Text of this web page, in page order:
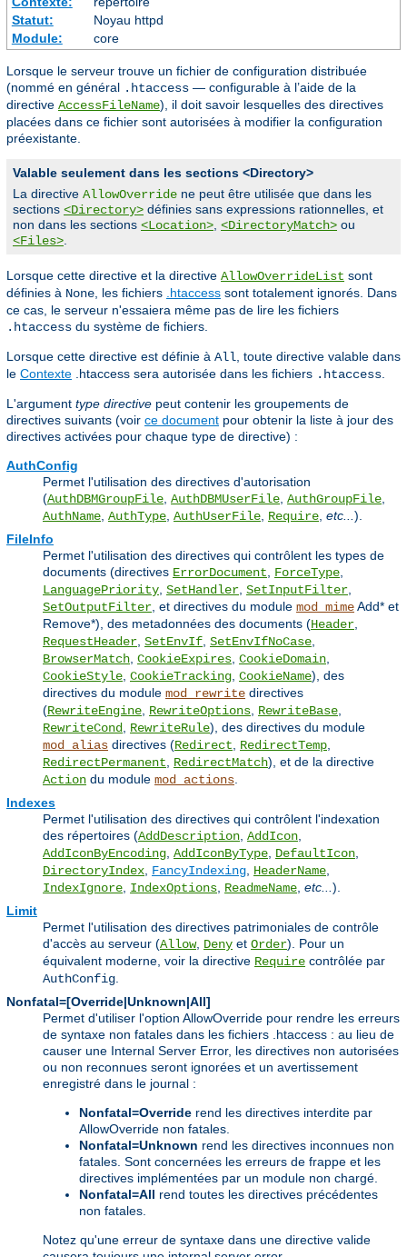
Statut:
Noyau httpd
Module:
core
Lorsque le serveur trouve un fichier de configuration distribuée
(nommé en général .htaccess — configurable à l’aide de la
directive AccessFileName), il doit savoir lesquelles des directives
placées dans ce fichier sont autorisées à modifier la configuration
préexistante.
Valable seulement dans les sections <Directory>
La directive AllowOverride ne peut être utilisée que dans les
sections <Directory> définies sans expressions rationnelles, et
non dans les sections <Location> <DirectoryMatch> ou
<Files>
Lorsque cette directive et la directive AllowOverrideList sont
définies à None , les fichiers .htaccess sont totalement ignorés. Dans
ce cas, le serveur n'essaiera même pas de lire les fichiers
.htaccess du système de fichiers.
Lorsque cette directive est définie à All , toute directive valable dans
le Contexte .htaccess sera autorisée dans les fichiers .htaccess
L'argument type directive peut contenir les groupements de
directives suivants (voir ce document pour obtenir la liste à jour des
directives activées pour chaque type de directive) :
AuthConfig
Permet l'utilisation des directives d'autorisation
(AuthDBMGroupFile AuthDBMUserFile AuthGroupFile
AuthName AuthType AuthUserFile Require etc... ).
FileInfo
Permet l'utilisation des directives qui contrôlent les types de
documents (directives ErrorDocument ForceType
LanguagePriority SetHandler SetInputFilter
SetOutputFilter , et directives du module mod_mimeAdd* et
Remove*), des metadonnées des documents (Header
RequestHeader SetEnvIf SetEnvIfNoCase
BrowserMatch CookieExpires CookieDomain
CookieStyle CookieTracking CookieName), des
directives du module mod_rewrite directives
(RewriteEngine RewriteOptions RewriteBase
RewriteCond
RewriteRule), des directives du module
mod_alias directives (Redirect RedirectTemp
RedirectPermanent
RedirectMatch), et de la directive
Action du module mod_actions
Indexes
Permet l'utilisation des directives qui contrôlent l'indexation
des répertoires (AddDescription AddIcon
AddIconByEncoding AddIconByType DefaultIcon
DirectoryIndex FancyIndexing HeaderName
IndexIgnore IndexOptions ReadmeName etc... ).
Limit
Permet l'utilisation des directives patrimoniales de contrôle
d'accès au serveur (Allow, Deny et Order). Pour un
équivalent moderne, voir la directive Require contrôlée par
AuthConfig
Nonfatal=[Override|Unknown|All]
Permet d'utiliser l'option AllowOverride pour rendre les erreurs
de syntaxe non fatales dans les fichiers .htaccess : au lieu de
causer une Internal Server Error, les directives non autorisées
ou non reconnues seront ignorées et un avertissement
enregistré dans le journal :
Nonfatal=Override rend les directives interdite par
AllowOverride non fatales.
Nonfatal=Unknown rend les directives inconnues non
fatales. Sont concernées les erreurs de frappe et les
directives implémentées par un module non chargé.
Nonfatal=All rend toutes les directives précédentes
non fatales.
Notez qu'une erreur de syntaxe dans une directive valide